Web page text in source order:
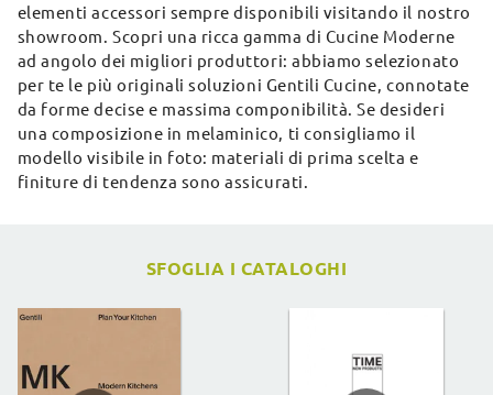
elementi accessori sempre disponibili visitando il nostro
showroom. Scopri una ricca gamma di Cucine Moderne
ad angolo dei migliori produttori: abbiamo selezionato
per te le più originali soluzioni Gentili Cucine, connotate
da forme decise e massima componibilità. Se desideri
una composizione in melaminico, ti consigliamo il
modello visibile in foto: materiali di prima scelta e
finiture di tendenza sono assicurati.
SFOGLIA I CATALOGHI